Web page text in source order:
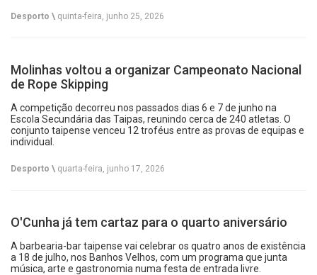
Desporto \ quinta-feira, junho 25, 2026
Molinhas voltou a organizar Campeonato Nacional
de Rope Skipping
A competição decorreu nos passados dias 6 e 7 de junho na
Escola Secundária das Taipas, reunindo cerca de 240 atletas. O
conjunto taipense venceu 12 troféus entre as provas de equipas e
individual.
Desporto \ quarta-feira, junho 17, 2026
O'Cunha já tem cartaz para o quarto aniversário
A barbearia-bar taipense vai celebrar os quatro anos de existência
a 18 de julho, nos Banhos Velhos, com um programa que junta
música, arte e gastronomia numa festa de entrada livre.